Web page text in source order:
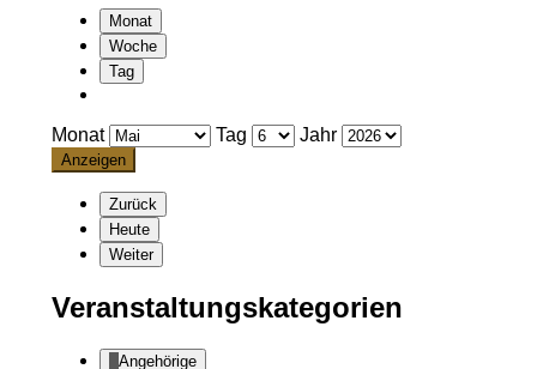
Monat
Woche
Tag
Monat Tag Jahr
Zurück
Heute
Weiter
Veranstaltungskategorien
Angehörige